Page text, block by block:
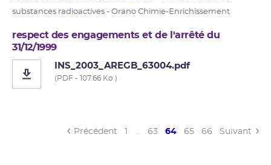
substances radioactives - Orano Chimie-Enrichissement
respect des engagements et de l'arrêté du
31/12/1999
INS_2003_AREGB_63004.pdf
(PDF - 107.66 Ko )
Précédent … 63 64(current)
65 66 Suivant